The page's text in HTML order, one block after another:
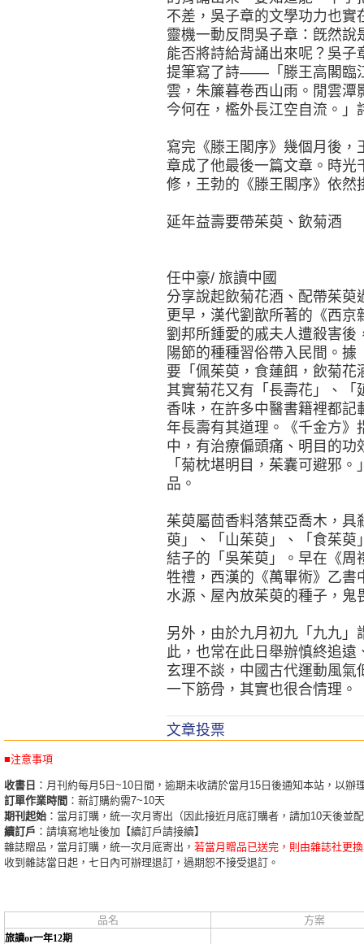
不差，吳子章的文學功力也
靈機一動反問吳子章：旣然
能否將詩給背誦出來呢？吳
提筆寫了詩――「滕王高閣臨
雲，朱簾暮卷西山雨。閒雲
今何在，檻外長江空自流。
寫完《滕王閣序》幾個月後
章成了他最後一篇文章。時光
修，王勃的《滕王閣序》依然
延年益壽要帶茱萸、飲菊酒
任中豪/ 旅讀中國
分享說起飲菊花酒、配帶茱萸
更早，漢代劉歆所著的《西
劉邦所鍾愛的戚夫人遭殺害
陽節的種種習俗帶入民間。
要「佩茱萸，食蓮餌，飲菊花
其實菊花又有「長壽花」、
香味，在許多中醫書籍裡都
年長壽有其道理。《千金方》
中，有治療偏頭痛、明目的
「菊枕堪明目，茱囊可避邪
品。
茱萸屬茴香料落葉亞喬木，
萸」、「山茱萸」、「食茱
結子的「吳茱萸」。早在《周
牲禮，西漢的《萬畢術》乙書
水源、屋內放茱萸的種子，鬼
另外，由於九月初九「九九
此，也常在此日舉辦慎終追
玄理不談，中國古代運動風
一下筋骨，其實也很合情理。
文章投票
■注意事項
收書日 ：月刊約每月5日~10日間，逾期未收請於當月15日後通知本站，以辦
訂單作業時間 ：新訂購約需7~10天
期刊起始 ：當月訂購，統一次月寄出（因此接近月底訂購者，請加10天後並
續訂戶 ：請填寫地址後加【續訂戶請接續】
雜誌贈品，當月訂購，統一次月底寄出， 若當月贈品已送完，則由雜誌社更
收到雜誌當日起，七日內可辦理退訂，過期恕不接受退訂。
品名 方案
旅讀or一年12期